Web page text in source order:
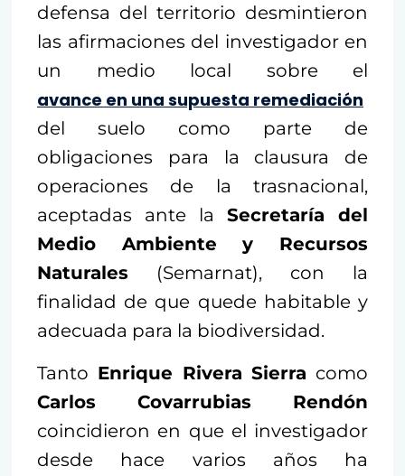
defensa del territorio desmintieron
las afirmaciones del investigador en
un medio local sobre el
avance en una supuesta remediación
del suelo como parte de
obligaciones para la clausura de
operaciones de la trasnacional,
aceptadas ante la Secretaría del
Medio Ambiente y Recursos
Naturales (Semarnat), con la
finalidad de que quede habitable y
adecuada para la biodiversidad.
Tanto Enrique Rivera Sierra como
Carlos Covarrubias Rendón
coincidieron en que el investigador
desde hace varios años ha